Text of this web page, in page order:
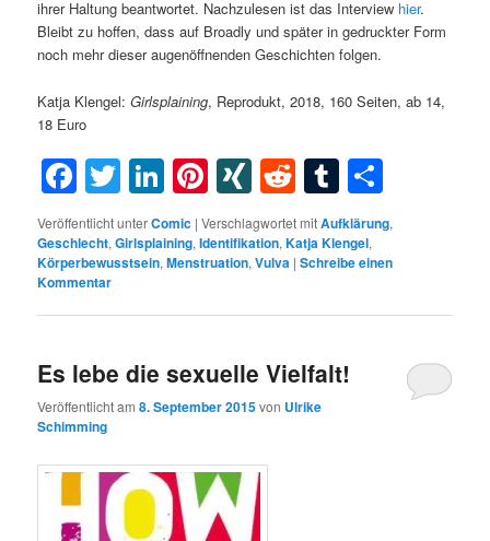
ihrer Haltung beantwortet. Nachzulesen ist das Interview hier.
Bleibt zu hoffen, dass auf Broadly und später in gedruckter Form
noch mehr dieser augenöffnenden Geschichten folgen.
Katja Klengel:Girlsplaining, Reprodukt, 2018, 160 Seiten, ab 14,
18 Euro
Facebook
Twitter
LinkedIn
Pinterest
XINGRedditTumblr
Veröffentlicht unterComic |Verschlagwortet mitAufklärung,
Geschlecht,Girlsplaining,Identifikation,Katja Klengel,
Körperbewusstsein,Menstruation,Vulva |Schreibe einen
Kommentar
Es lebe die sexuelle Vielfalt!
Veröffentlicht am8. September 2015von Ulrike
Schimming